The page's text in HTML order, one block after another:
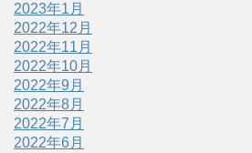
2023年1月
2022年12月
2022年11月
2022年10月
2022年9月
2022年8月
2022年7月
2022年6月